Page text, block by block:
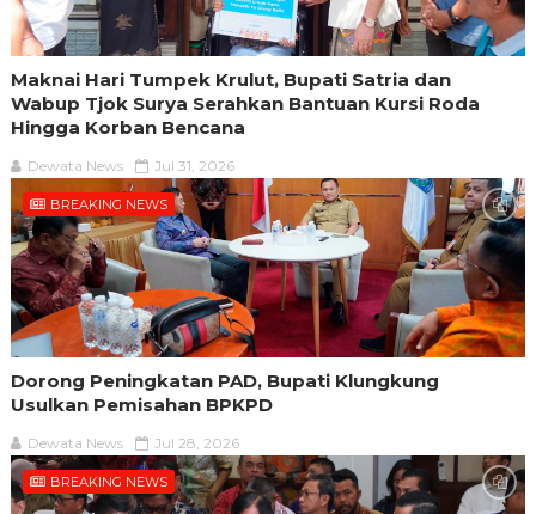
Maknai Hari Tumpek Krulut, Bupati Satria dan
Wabup Tjok Surya Serahkan Bantuan Kursi Roda
Hingga Korban Bencana
Dewata News Jul 31, 2026
BREAKING NEWS
Dorong Peningkatan PAD, Bupati Klungkung
Usulkan Pemisahan BPKPD
Dewata News Jul 28, 2026
BREAKING NEWS